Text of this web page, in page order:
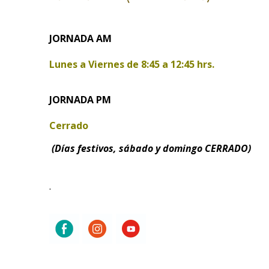
JORNADA AM
Lunes a Viernes de 8:45 a 12:45 hrs.
JORNADA PM
Cerrado
(Días festivos, sábado y domingo CERRADO)
.